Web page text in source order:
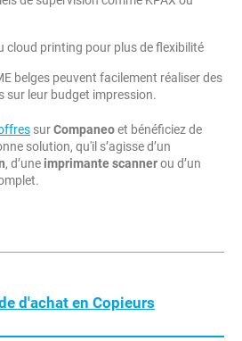
cloud printing pour plus de flexibilité
belges peuvent facilement réaliser des
sur leur budget impression.
surCompaneoet bénéficiez de
solution, qu'il s’agisse d’un
, d’une imprimante scannerou d’un
d'achat en Copieurs